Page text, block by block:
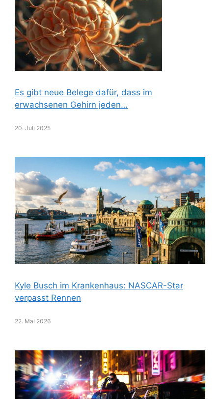
Es gibt neue Belege dafür, dass im
erwachsenen Gehirn jeden…
20. Juli 2025
Kyle Busch im Krankenhaus: NASCAR-Star
verpasst Rennen
22. Mai 2026